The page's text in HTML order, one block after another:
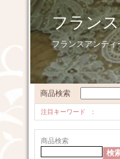
フラン
フランスアンティ
商品検索
注目キーワード
商品検索